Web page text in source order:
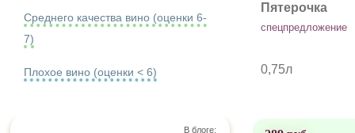
Пятерочка
спецпредложение
0,75л
Среднего качества вино (оценки 6-
7)
Плохое вино (оценки < 6)
В блоге: